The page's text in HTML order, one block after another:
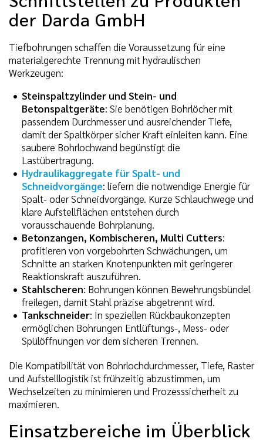
der Darda GmbH
Tiefbohrungen schaffen die Voraussetzung für eine
materialgerechte Trennung mit hydraulischen
Werkzeugen:
Steinspaltzylinder und Stein- und
Betonspaltgeräte: Sie benötigen Bohrlöcher mit
passendem Durchmesser und ausreichender Tiefe,
damit der Spaltkörper sicher Kraft einleiten kann. Eine
saubere Bohrlochwand begünstigt die
Lastübertragung.
Hydraulikaggregate für Spalt- und
Schneidvorgänge: liefern die notwendige Energie für
Spalt- oder Schneidvorgänge. Kurze Schlauchwege und
klare Aufstellflächen entstehen durch
vorausschauende Bohrplanung.
Betonzangen, Kombischeren, Multi Cutters:
profitieren von vorgebohrten Schwächungen, um
Schnitte an starken Knotenpunkten mit geringerer
Reaktionskraft auszuführen.
Stahlscheren: Bohrungen können Bewehrungsbündel
freilegen, damit Stahl präzise abgetrennt wird.
Tankschneider: In speziellen Rückbaukonzepten
ermöglichen Bohrungen Entlüftungs-, Mess- oder
Spülöffnungen vor dem sicheren Trennen.
Die Kompatibilität von Bohrlochdurchmesser, Tiefe, Raster
und Aufstelllogistik ist frühzeitig abzustimmen, um
Wechselzeiten zu minimieren und Prozesssicherheit zu
maximieren.
Einsatzbereiche im Überblick